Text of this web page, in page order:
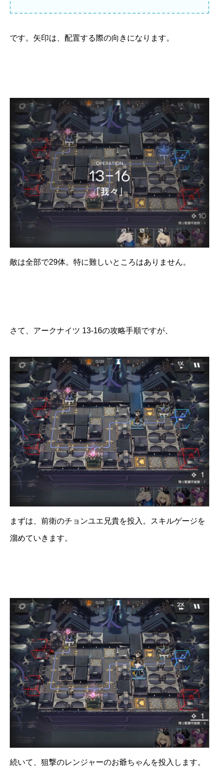
です。矢印は、配置する際の向きになります。
敵は全部で29体。特に難しいところはありません。
さて、アークナイツ 13-16の攻略手順ですが、
まずは、前衛のチョンユエ兄貴を投入。スキルゲージを
溜めていきます。
続いて、狙撃のレンジャーのお爺ちゃんを投入します。